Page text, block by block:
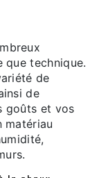
que technique.
de
de
goûts et vos
matériau